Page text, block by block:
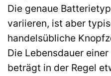
Die genaue
variieren, ist aber
handelsübliche
Die Lebensdauer
beträgt in der Regel